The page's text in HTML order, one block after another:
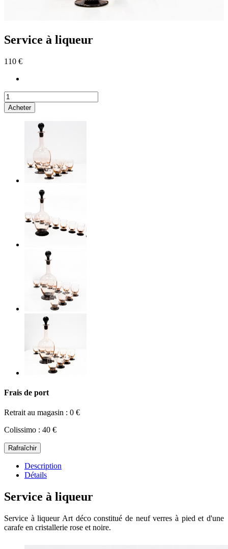
Service à liqueur
110 €
Acheter
Frais de port
Retrait au magasin : 0 €
Colissimo : 40 €
Description
Détails
Service à liqueur
Service à liqueur Art déco constitué de neuf verres à pied et d'une
carafe en cristallerie rose et noire.